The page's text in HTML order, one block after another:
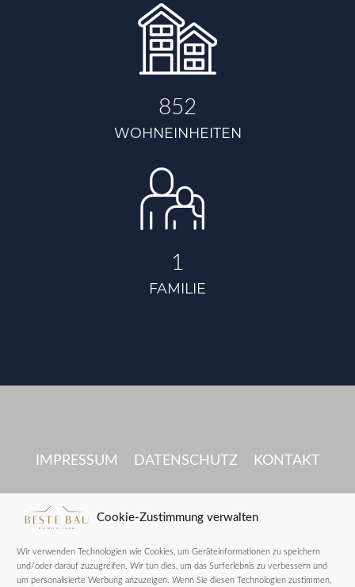
Cookie-Zustimmung verwalten
Wir verwenden Technologien wie Cookies, um Geräteinformationen zu speichern
und/oder darauf zuzugreifen. Wir tun dies, um das Surferlebnis zu verbessern und
um personalisierte Werbung anzuzeigen. Wenn Sie diesen Technologien zustimmen,
WOHNEINHEITEN
852
FAMILIE
1
IMPRESSUM DATENSCHUTZ KONTAKT